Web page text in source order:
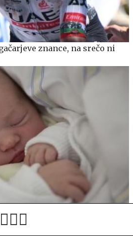
znance, na srečo ni
pri odrejanju
dela